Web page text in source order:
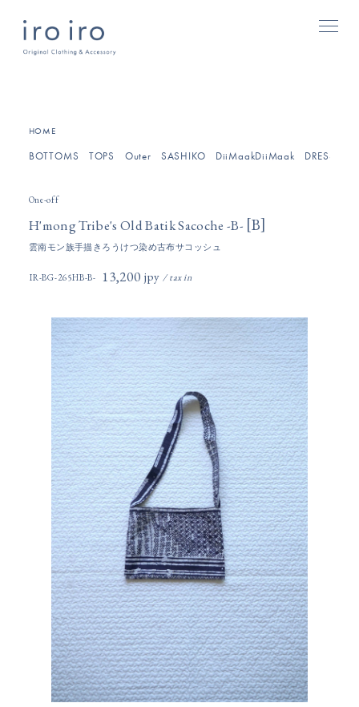
HOME
BOTTOMS TOPS Outer SASHIKO DiiMaakDiiMaak DRESSES/
One-off
H'mong Tribe's Old Batik Sacoche -B- [B]
雲南モン族手描きろうけつ染め古布サコッシュ
IR-BG-265HB-B- 13,200円(税込)